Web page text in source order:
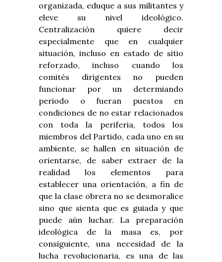
organizada, eduque a sus militantes y
eleve su nivel ideológico.
Centralización quiere decir
especialmente que en cualquier
situación, incluso en estado de sitio
reforzado, incluso cuando los
comités dirigentes no pueden
funcionar por un determiando
periodo o fueran puestos en
condiciones de no estar relacionados
con toda la periferia, todos los
miembros del Partido, cada uno en su
ambiente, se hallen en situación de
orientarse, de saber extraer de la
realidad los elementos para
establecer una orientación, a fin de
que la clase obrera no se desmoralice
sino que sienta que es guiada y que
puede aún luchar. La preparación
ideológica de la masa es, por
consiguiente, una necesidad de la
lucha revolucionaria, es una de las